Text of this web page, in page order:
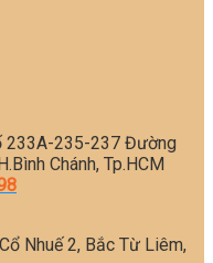
233A-235-237 Đường
Chánh, Tp.HCM
Nhuế 2, Bắc Từ Liêm,